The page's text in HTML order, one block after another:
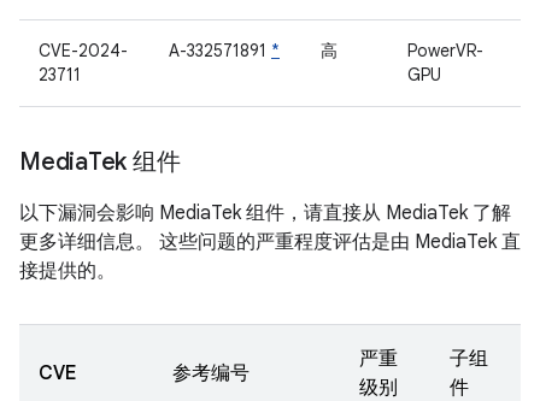
CVE-2024-
23711
A-332571891 * 高
PowerVR-
GPU
MediaTek 组件
以下漏洞会影响 MediaTek 组件，请直接从 MediaTek 了解
更多详细信息。 这些问题的严重程度评估是由 MediaTek 直
接提供的。
CVE 参考编号
严重
级别
子组
件